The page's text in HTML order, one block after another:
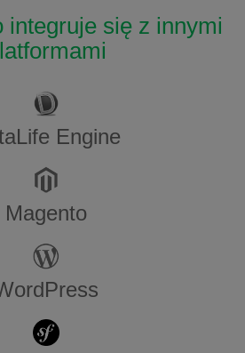
integruje się z innymi
Engine
Magento